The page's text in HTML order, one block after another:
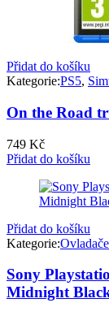
Přidat do košíku
Kategorie:PS5,
On the Road
749 Kč
Přidat do košíku
Přidat do košíku
Kategorie:Ovladače
Sony
Midnight